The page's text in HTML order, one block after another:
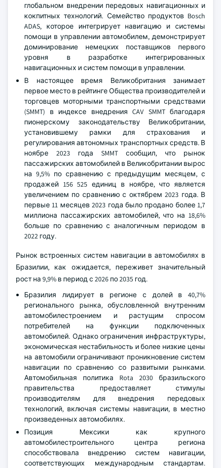
глобальном внедрении передовых навигационных и
кокпитных технологий. Семейство продуктов Bosch
ADAS, которое интегрирует навигацию и системы
помощи в управлении автомобилем, демонстрирует
доминирование немецких поставщиков первого
уровня в разработке интегрированных
навигационных и систем помощи в управлении.
В настоящее время Великобритания занимает
первое место в рейтинге Общества производителей и
торговцев моторными транспортными средствами
(SMMT) в индексе внедрения CAV SMMT благодаря
пионерскому законодательству Великобритании,
установившему рамки для страхования и
регулирования автономных транспортных средств. В
ноябре 2023 года SMMT сообщил, что рынок
пассажирских автомобилей в Великобритании вырос
на 9,5% по сравнению с предыдущим месяцем, с
продажей 156 525 единиц в ноябре, что является
увеличением по сравнению с октябрем 2023 года. В
первые 11 месяцев 2023 года было продано более 1,7
миллиона пассажирских автомобилей, что на 18,6%
больше по сравнению с аналогичным периодом в
2022 году.
Рынок встроенных систем навигации в автомобилях в
Бразилии, как ожидается, переживет значительный
рост на 9,9% в период с 2026 по 2035 год.
Бразилия лидирует в регионе с долей в 40,7%
регионального рынка, обусловленной внутренним
автомобилестроением и растущим спросом
потребителей на функции подключенных
автомобилей. Однако ограничения инфраструктуры,
экономическая нестабильность и более низкие цены
на автомобили ограничивают проникновение систем
навигации по сравнению со развитыми рынками.
Автомобильная политика Rota 2030 бразильского
правительства предоставляет стимулы
производителям для внедрения передовых
технологий, включая системы навигации, в местно
произведенных автомобилях.
Позиция Мексики как крупного
автомобилестроительного центра региона
способствовала внедрению систем навигации,
соответствующих международным стандартам.